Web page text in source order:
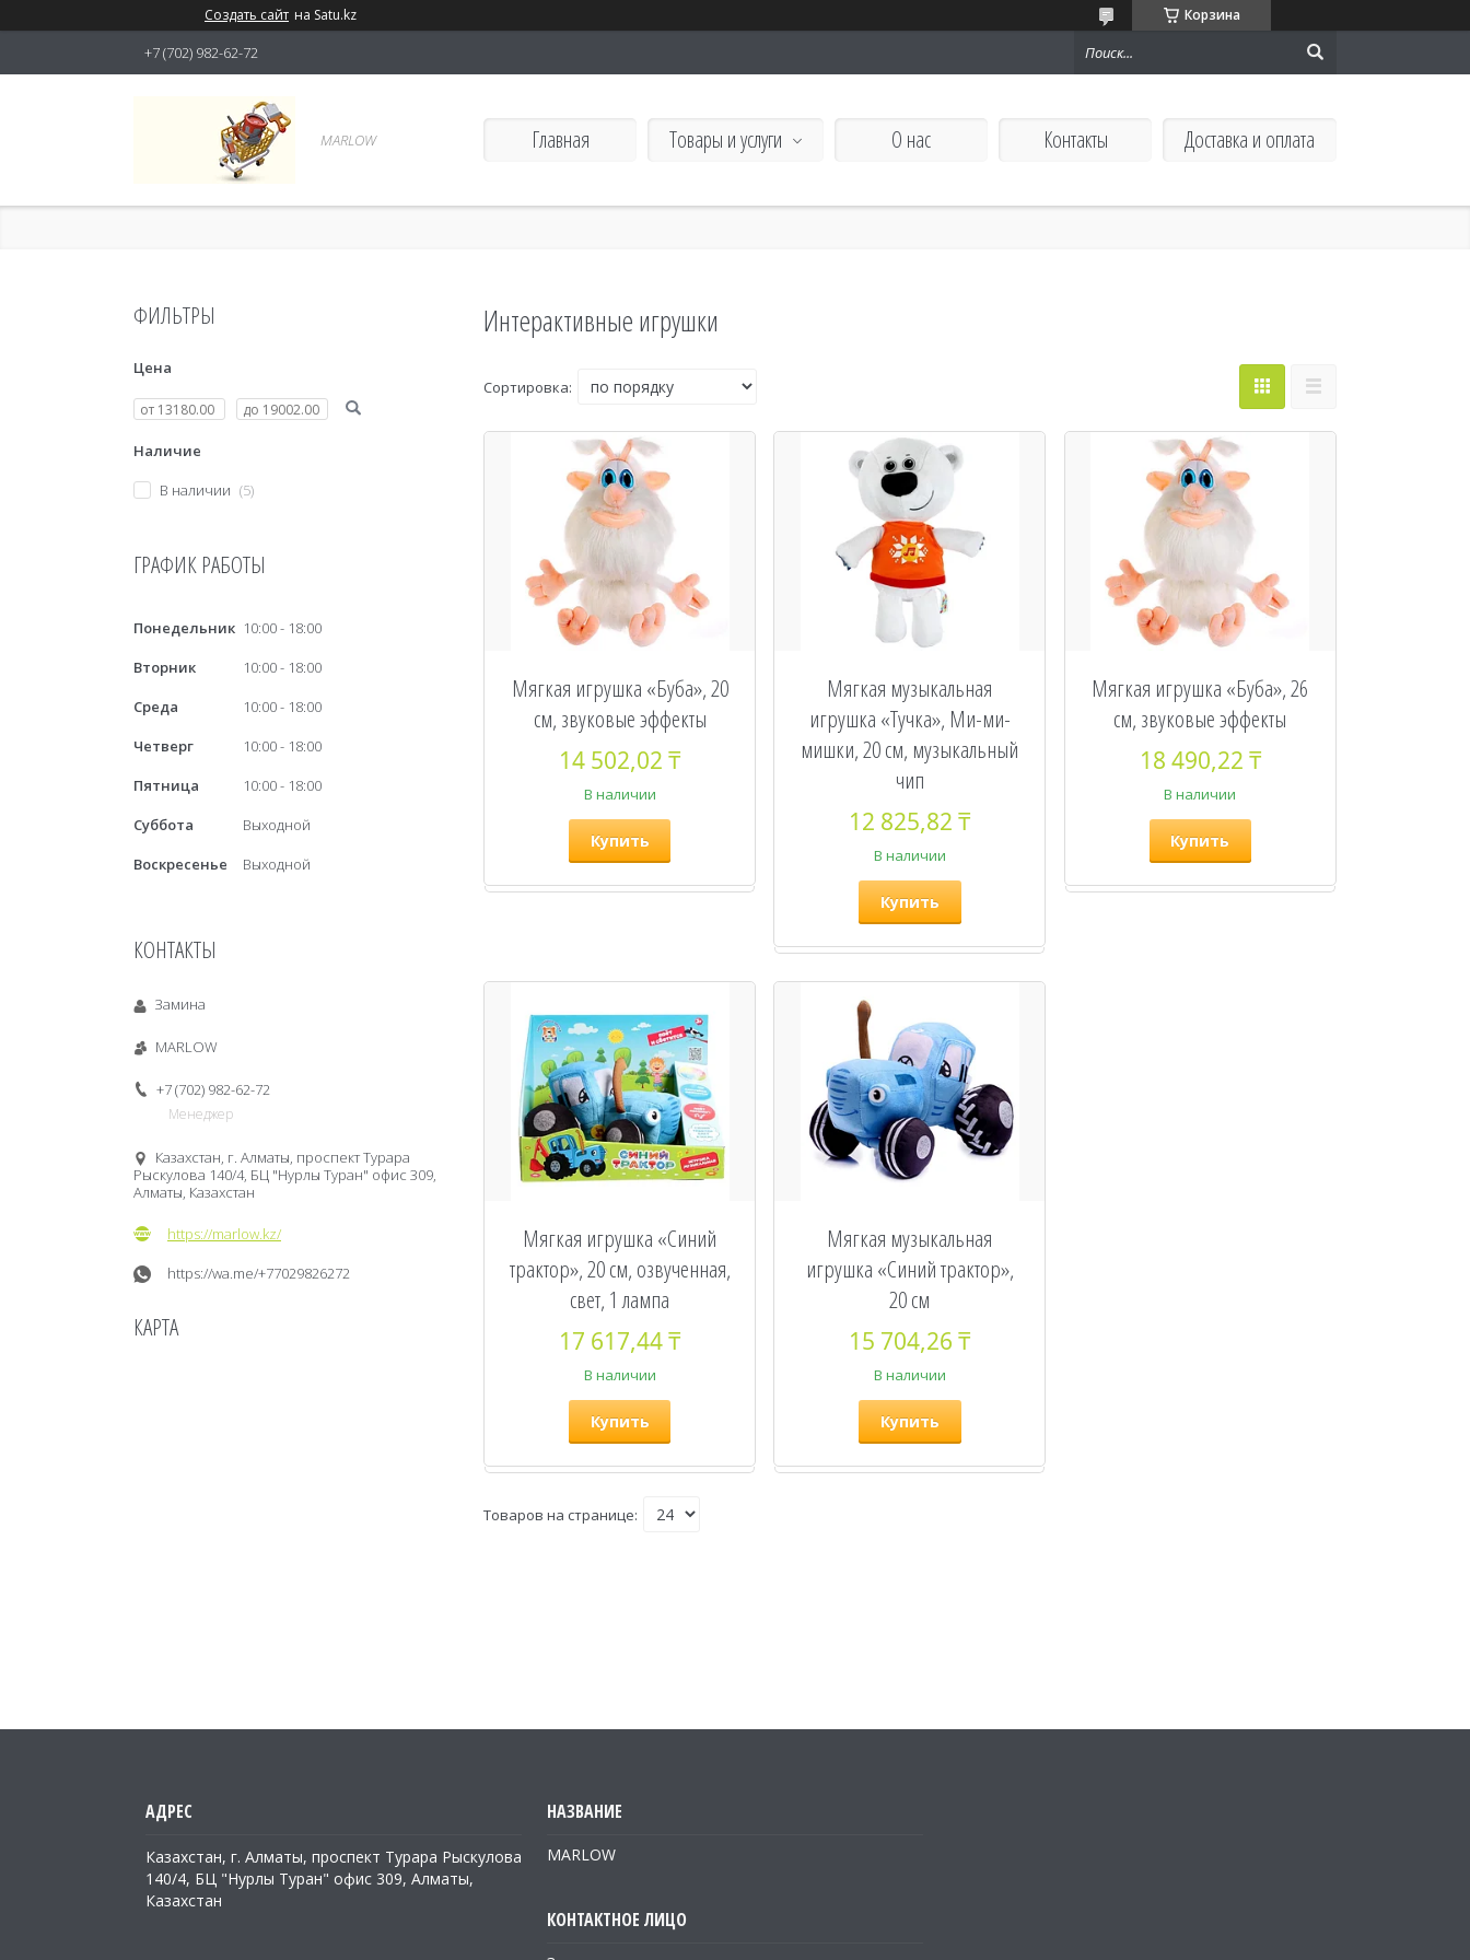
Создать сайт на Satu.kz Корзина
+7 (702) 982-62-72
MARLOW Главная Товары и услуги О нас Контакты Доставка и оплата
Интерактивные игрушки
Мягкая игрушка «Буба», 20
см, звуковые эффекты
14 502,02 ₸
В наличии
Купить
Мягкая музыкальная
игрушка «Тучка», Ми-ми-
мишки, 20 см, музыкальный
чип
12 825,82 ₸
В наличии
Купить
Мягкая игрушка «Буба», 26
см, звуковые эффекты
18 490,22 ₸
В наличии
Купить
Мягкая игрушка «Синий
трактор», 20 см, озвученная,
свет, 1 лампа
17 617,44 ₸
В наличии
Купить
Мягкая музыкальная
игрушка «Синий трактор»,
20 см
15 704,26 ₸
В наличии
Купить
ФИЛЬТРЫ
Цена
Наличие
В наличии
5
ГРАФИК РАБОТЫ
Понедельник 10:00
18:00
Вторник
10:00
18:00
Среда
10:00
18:00
Четверг
10:00
18:00
Пятница
10:00
18:00
Суббота
Выходной
Воскресенье
Выходной
КОНТАКТЫ
Замина
MARLOW
+7 (702) 982-62-72
Менеджер
Казахстан, г. Алматы, проспект Турара
Рыскулова 140/4, БЦ "Нурлы Туран" офис 309,
Алматы, Казахстан
https://marlow.kz/
https://wa.me/+77029826272
КАРТА
Казахстан, г. Алматы, проспект Турара Рыскулова
140/4, БЦ "Нурлы Туран" офис 309, Алматы,
Казахстан
MARLOW